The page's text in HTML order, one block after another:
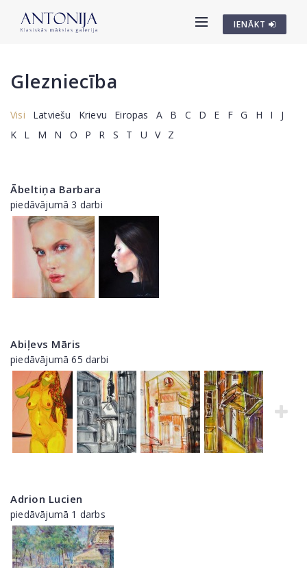
IENĀKT
Glezniecība
Visi Latviešu Krievu Eiropas A B C D E F G H I
J
K
L M N O P R S T U V Z
Ābeltiņa Barbara
piedāvājumā 3 darbi
Abiļevs Māris
piedāvājumā 65 darbi
Adrion Lucien
piedāvājumā 1 darbs